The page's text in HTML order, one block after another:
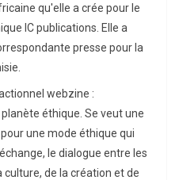
qu'elle a crée pour le
IC publications. Elle a
presse pour la
webzine :
éthique. Se veut une
une mode éthique qui
le dialogue entre les
culture, de la création et de